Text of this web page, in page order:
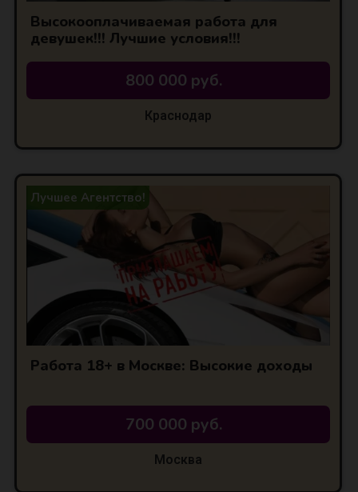
Высокооплачиваемая работа для
девушек!!! Лучшие условия!!!
800 000 руб.
Краснодар
Лучшее Агентство!
Работа 18+ в Москве: Высокие доходы
700 000 руб.
Москва